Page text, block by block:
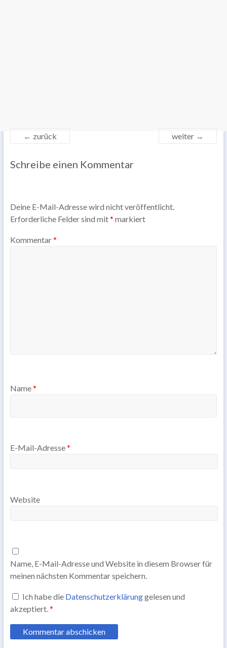
← zurück weiter →
Schreibe einen Kommentar
Deine E-Mail-Adresse wird nicht veröffentlicht.
Erforderliche Felder sind mit* markiert
Kommentar*
Name*
E-Mail-Adresse*
Website
Name, E-Mail-Adresse und Website in diesem Browser für
meinen nächsten Kommentar speichern.
Ich habe die Datenschutzerklärunggelesen und
akzeptiert.*